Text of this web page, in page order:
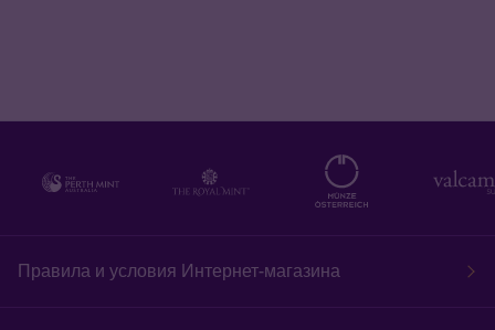
Правила и условия Интернет-магазина